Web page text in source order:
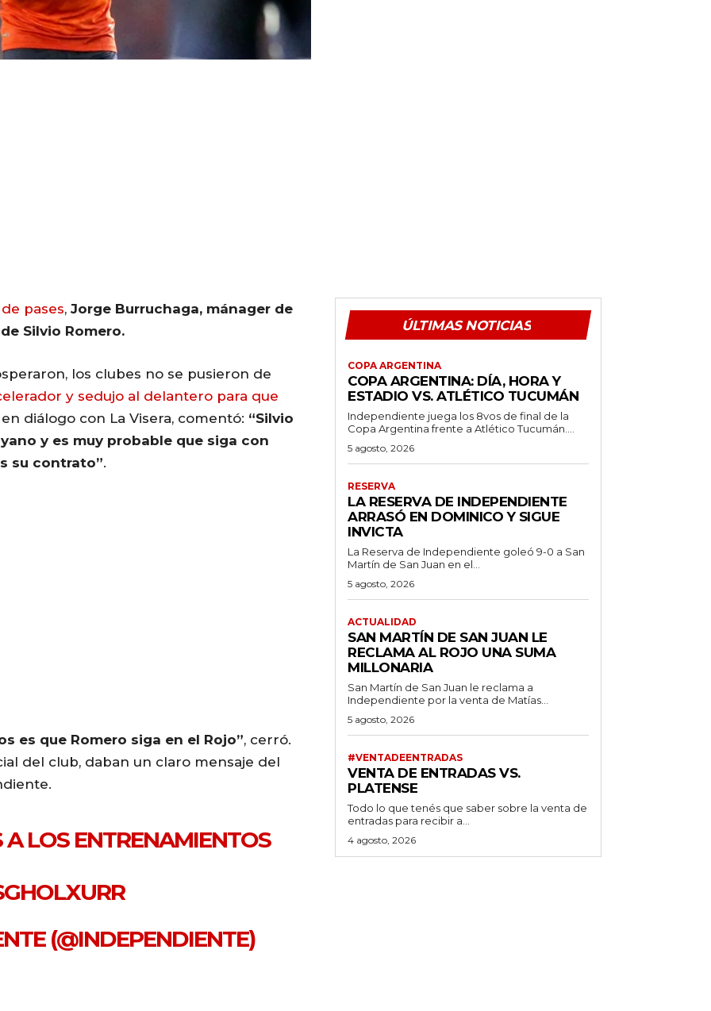
pases, Jorge Burruchaga, mánager de
Silvio Romero.
los clubes no se pusieron de
y sedujo al delantero para que
diálogo con La Visera, comentó: “Silvio
y es muy probable que siga con
su contrato”.
es que Romero siga en el Rojo”, cerró.
del club, daban un claro mensaje del
LOS ENTRENAMIENTOS
(@INDEPENDIENTE)
ÚLTIMAS NOTICIAS
COPA ARGENTINA
COPA ARGENTINA: DÍA, HORA Y
ESTADIO VS. ATLÉTICO TUCUMÁN
Independiente juega los 8vos de final de la
Copa Argentina frente a Atlético Tucumán....
5 agosto, 2026
RESERVA
LA RESERVA DE INDEPENDIENTE
ARRASÓ EN DOMINICO Y SIGUE
INVICTA
La Reserva de Independiente goleó 9-0 a San
Martín de San Juan en el...
5 agosto, 2026
ACTUALIDAD
SAN MARTÍN DE SAN JUAN LE
RECLAMA AL ROJO UNA SUMA
MILLONARIA
San Martín de San Juan le reclama a
Independiente por la venta de Matías...
5 agosto, 2026
#VENTADEENTRADAS
VENTA DE ENTRADAS VS.
PLATENSE
Todo lo que tenés que saber sobre la venta de
entradas para recibir a...
4 agosto, 2026